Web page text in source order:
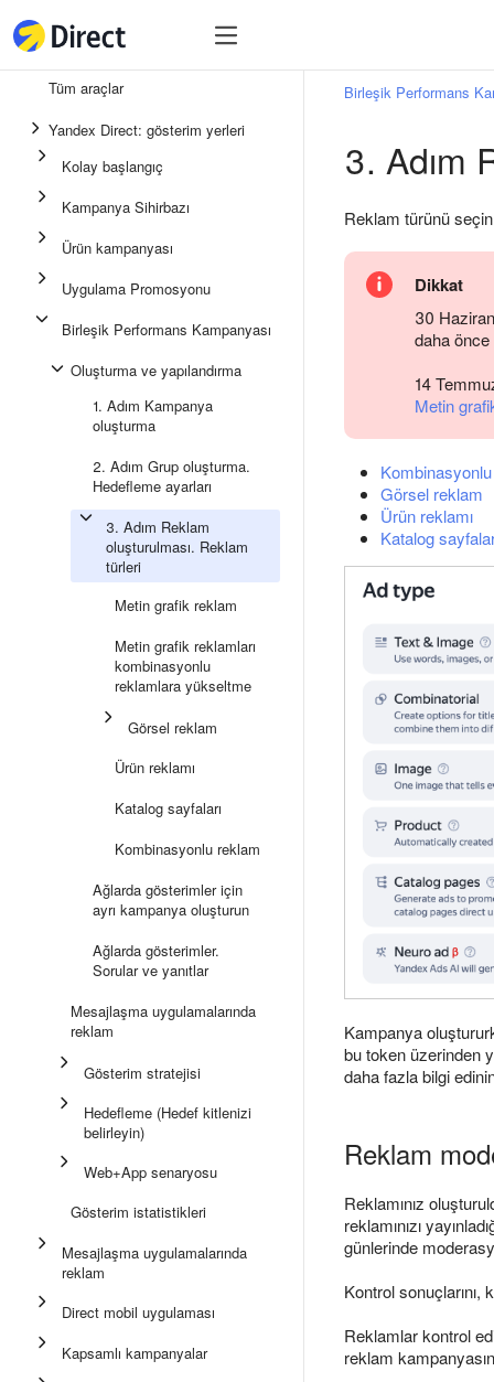
Araçlar
Mesajlaşma
Medya reklamı
Kampanya Sihirbazı
Tüm araçlar
Yandex Direct: gösterim yerleri
Kolay başlangıç
Kampanya Sihirbazı
Ürün kampanyası
Uygulama Promosyonu
Birleşik Performans Kampanyası
Oluşturma ve yapılandırma
1. Adım Kampanya
oluşturma
2. Adım Grup oluşturma.
Hedefleme ayarları
3. Adım Reklam
oluşturulması. Reklam
türleri
Metin grafik reklam
Metin grafik reklamları
kombinasyonlu
reklamlara yükseltme
Görsel reklam
Ürün reklamı
Katalog sayfaları
Kombinasyonlu reklam
Ağlarda gösterimler için
ayrı kampanya oluşturun
Ağlarda gösterimler.
Sorular ve yanıtlar
Mesajlaşma uygulamalarında
reklam
Gösterim stratejisi
Hedefleme (Hedef kitlenizi
belirleyin)
Web+App senaryosu
Gösterim istatistikleri
Mesajlaşma uygulamalarında
reklam
Direct mobil uygulaması
Kapsamlı kampanyalar
Birleşik Performans
3. Adım
Reklam türünü
Dikkat
30
daha
14
Metin
Görsel reklam
Ürün reklamı
Katalog
Kampanya
bu token üzerinden
daha fazla bilgi
Reklam
Reklamınız
reklamınızı
günlerinde
Kontrol
Reklamlar kontrol
reklam